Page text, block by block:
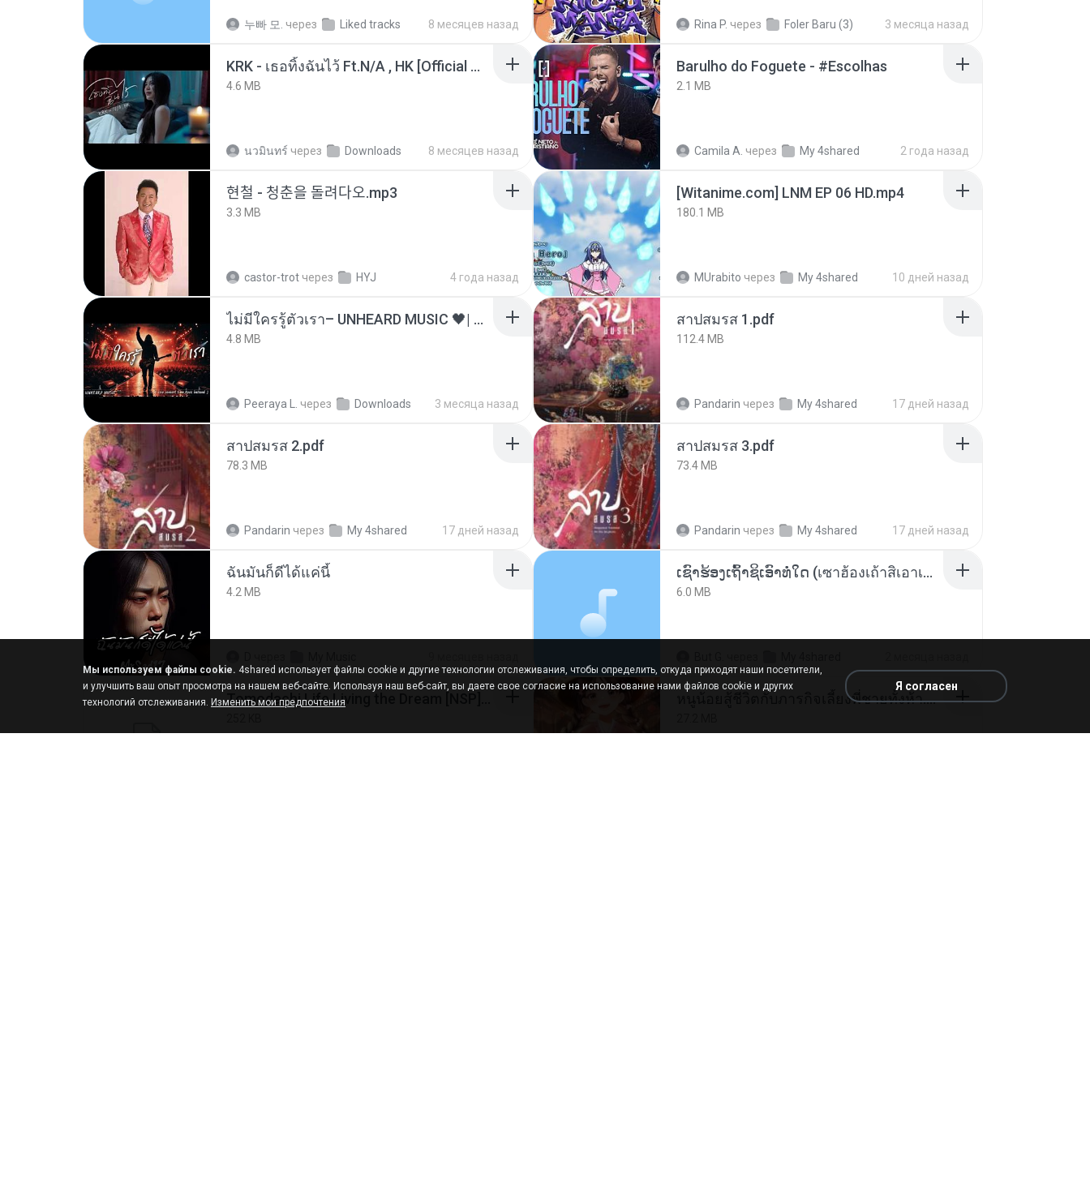
누빠 모. через Liked tracks 8 месяцев назад Rina P. через Foler Baru (3) 3 месяца назад
KRK - เธอทิ้งฉันไว้ Ft.N/A , HK [Official MV]
4.6 MB
นวมินทร์ через Downloads 8 месяцев назад
Barulho do Foguete - #Escolhas
2.1 MB
Camila A. через My 4shared 2 года назад
현철 - 청춘을 돌려다오.mp3
3.3 MB
castor-trot через HYJ 4 года назад
[Witanime.com] LNM EP 06 HD.mp4
180.1 MB
MUrabito через My 4shared 10 дней назад
ไม่มีใครรู้ตัวเรา– UNHEARD MUSIC 🖤| Official Lyric Video | เพลงสู้ชีวิต
4.8 MB
Peeraya L. через Downloads 3 месяца назад
สาปสมรส 1.pdf
112.4 MB
Pandarin через My 4shared 17 дней назад
สาปสมรส 2.pdf
78.3 MB
Pandarin через My 4shared 17 дней назад
สาปสมรส 3.pdf
73.4 MB
Pandarin через My 4shared 17 дней назад
ฉันมันก็ดีได้แค่นี้
4.2 MB
ເຊົາຮ້ອງເຖົ້າຊິເອົາທໍ່ໃດ (เซาฮ้องเถ้าสิเอาเท่าใด) ບຸນເກີດ ຫນູຫ່ວງ ft. ໂສພາ ຈຸນທະລາ
6.0 MB
หนูน้อยสู้ชีวิตกับภารกิจเลี้ยงพี่ชายทั้งห้า.pdf
Мы используем файлы cookie. 4shared использует файлы cookie и другие технологии отслеживания, чтобы определить, откуда приходят наши посетители,
и улучшить ваш опыт просмотра на нашем веб-сайте. Используя наш веб-сайт, вы даете свое согласие на использование нами файлов cookie и других
технологий отслеживания. Изменить мои предпочтения
Я согласен